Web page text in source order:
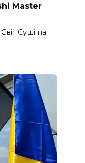
Master
Суші на